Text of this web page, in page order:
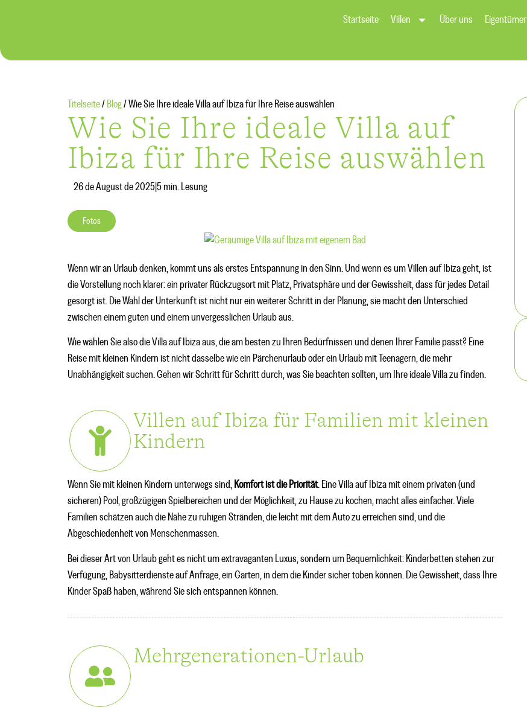
Startseite Villen Über uns Eigentümer
Titelseite/ Blog/Wie Sie Ihre ideale Villa auf Ibiza für Ihre Reise auswählen
Wie Sie Ihre ideale Villa auf
Ibiza für Ihre Reise auswählen
26 de August de 20255 min. Lesung
Fotos
Wenn wir an Urlaub denken, kommt uns als erstes Entspannung in den Sinn. Und wenn es um Villen auf Ibiza geht, ist
die Vorstellung noch klarer: ein privater Rückzugsort mit Platz, Privatsphäre und der Gewissheit, dass für jedes Detail
gesorgt ist. Die Wahl der Unterkunft ist nicht nur ein weiterer Schritt in der Planung, sie macht den Unterschied
zwischen einem guten und einem unvergesslichen Urlaub aus.
Wie wählen Sie also die Villa auf Ibiza aus, die am besten zu Ihren Bedürfnissen und denen Ihrer Familie passt? Eine
Reise mit kleinen Kindern ist nicht dasselbe wie ein Pärchenurlaub oder ein Urlaub mit Teenagern, die mehr
Unabhängigkeit suchen. Gehen wir Schritt für Schritt durch, was Sie beachten sollten, um Ihre ideale Villa zu finden.
Villen auf Ibiza für Familien mit kleinen
Kindern
Wenn Sie mit kleinen Kindern unterwegs sind, Komfort ist die Priorität. Eine Villa auf Ibiza mit einem privaten (und
sicheren) Pool, großzügigen Spielbereichen und der Möglichkeit, zu Hause zu kochen, macht alles einfacher. Viele
Familien schätzen auch die Nähe zu ruhigen Stränden, die leicht mit dem Auto zu erreichen sind, und die
Abgeschiedenheit von Menschenmassen.
Bei dieser Art von Urlaub geht es nicht um extravaganten Luxus, sondern um Bequemlichkeit: Kinderbetten stehen zur
Verfügung, Babysitterdienste auf Anfrage, ein Garten, in dem die Kinder sicher toben können. Die Gewissheit, dass Ihre
Kinder Spaß haben, während Sie sich entspannen können.
Mehrgenerationen-Urlaub